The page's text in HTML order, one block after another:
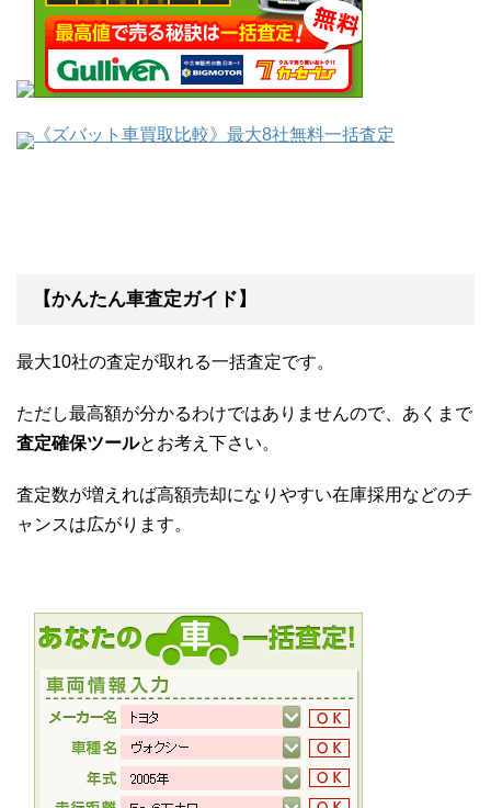
《ズバット車買取比較》最大8社無料一括査定
【かんたん車査定ガイド】
最大10社の査定が取れる一括査定です。
ただし最高額が分かるわけではありませんので、あくまで
査定確保ツールとお考え下さい。
査定数が増えれば高額売却になりやすい在庫採用などのチ
ャンスは広がります。